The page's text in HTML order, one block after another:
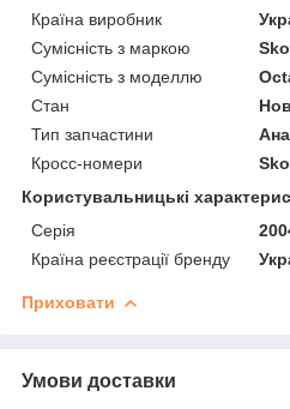
Країна виробник
Сумісність з маркою
Сумісність з моделлю
Стан
Тип запчастини
Кросс-номери
Користувальницькі
Серія
Країна реєстрації бренду
Приховати
Умови доставки